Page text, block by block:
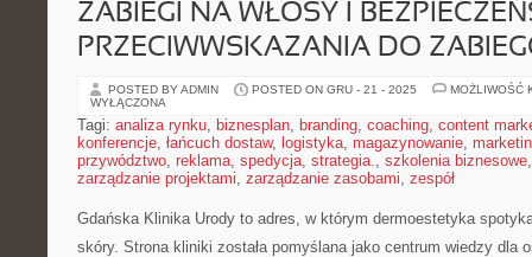
ZABIEGI NA WŁOSY I
PRZECIWWSKAZANIA DO
POSTED BY ADMIN POSTED ON GRU - 21 - 2025
MOŻLIWOŚĆ
WYŁĄCZONA
Tagi: analiza rynku, biznesplan, branding, coaching, content
konferencje, łańcuch dostaw, logistyka, magazynowanie,
przywództwo, reklama, spedycja, strategia., szkolenia biznesowe
zarządzanie projektami, zarządzanie zasobami, zespół
Gdańska Klinika Urody to adres, w którym dermoestetyka
skóry. Strona kliniki została pomyślana jako centrum wiedzy dla